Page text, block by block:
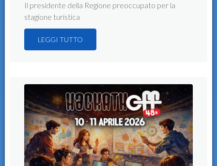
Il presidente della Regione preoccupato per la
stagione turistica
LEGGI TUTTO